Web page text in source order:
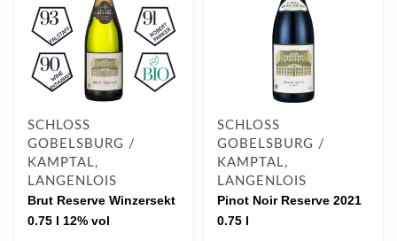
SCHLOSS
GOBELSBURG /
KAMPTAL,
LANGENLOIS
Brut Reserve Winzersekt
0.75 l 12% vol
SCHLOSS
GOBELSBURG /
KAMPTAL,
LANGENLOIS
Pinot Noir Reserve 2021
0.75 l